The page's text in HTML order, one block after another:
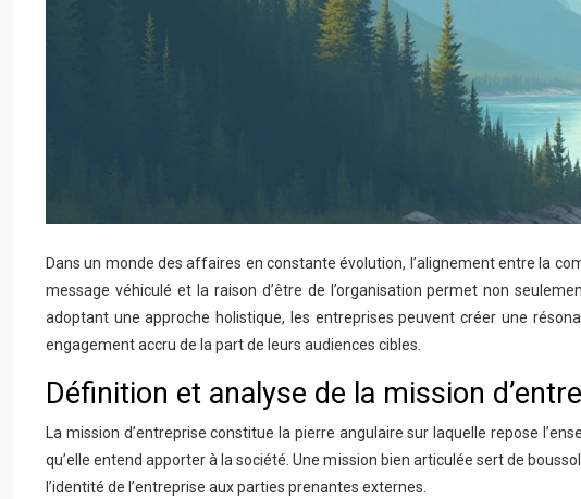
Dans un monde des affaires en constante évolution, l’alignement entre la
message véhiculé et la raison d’être de l’organisation permet non
adoptant une approche holistique, les entreprises peuvent créer une
engagement accru de la part de leurs audiences cibles.
Définition et analyse de la mission
La mission d’entreprise constitue la pierre angulaire sur laquelle repose
qu’elle entend apporter à la société. Une mission bien articulée sert de
l’identité de l’entreprise aux parties prenantes externes.